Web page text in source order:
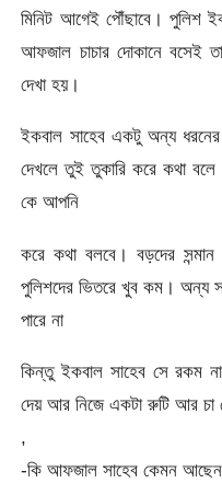
মিনিট আগেই পৌঁছাবে। পুলিশ
আফজাল চাচার দোকানে বসেই
দেখা হয়।
ইকবাল সাহেব একটু অন্য
দেখলে তুই তুকারি করে কথা
কে আপনি
করে কথা বলবে। বড়দের
পুলিশদের ভিতরে খুব কম। অন্য
পারে না
কিন্তু ইকবাল সাহেব সে রকম
দেয় আর নিজে একটা রুটি আর চা
,
-কি আফজাল সাহেব কেমন